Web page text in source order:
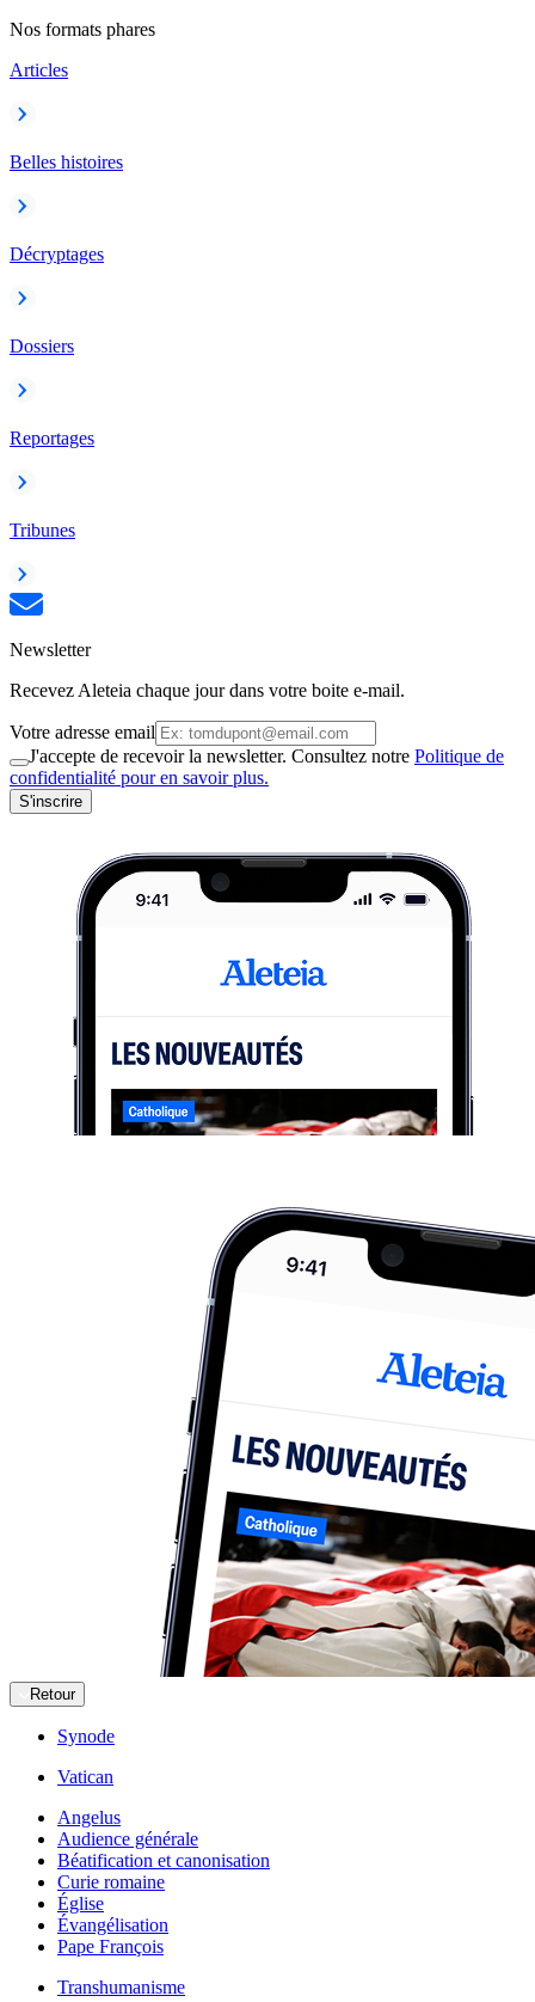
Nos formats phares
Articles
Belles histoires
Décryptages
Dossiers
Reportages
Tribunes
Newsletter
Recevez Aleteia chaque jour dans votre boite e-mail.
Votre adresse email
J'accepte de recevoir la newsletter. Consultez notre Politique de
confidentialité pour en savoir plus.
S'inscrire
Retour
Synode
Vatican
Angelus
Audience générale
Béatification et canonisation
Curie romaine
Église
Évangélisation
Pape François
Transhumanisme